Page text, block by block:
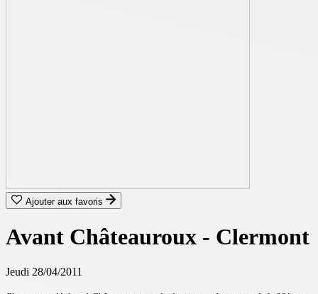
Ajouter aux favoris
Avant Châteauroux - Clermont
Jeudi 28/04/2011